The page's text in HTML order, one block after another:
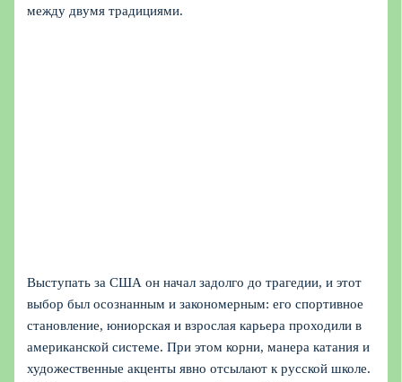
между двумя традициями.
Выступать за США он начал задолго до трагедии, и этот
выбор был осознанным и закономерным: его спортивное
становление, юниорская и взрослая карьера проходили в
американской системе. При этом корни, манера катания и
художественные акценты явно отсылают к русской школе.